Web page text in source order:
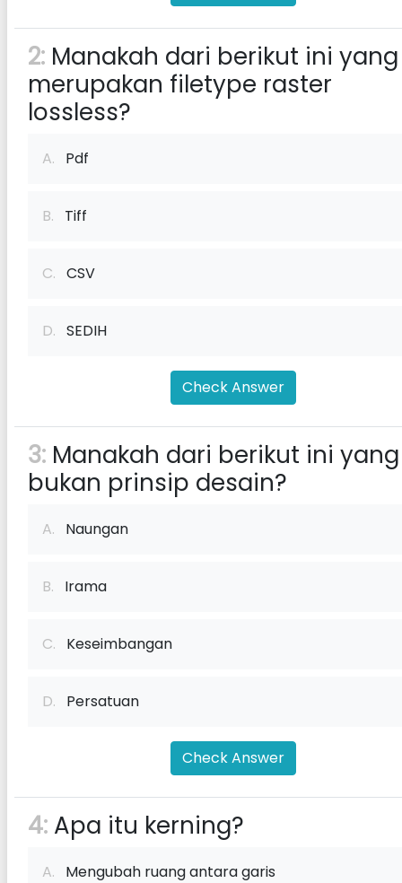
2: Manakah dari berikut ini yang
merupakan filetype raster
lossless?
A. Pdf
B. Tiff
C. CSV
D. SEDIH
Check Answer
3: Manakah dari berikut ini yang
bukan prinsip desain?
A. Naungan
B. Irama
C. Keseimbangan
D. Persatuan
Check Answer
4: Apa itu kerning?
A. Mengubah ruang antara garis